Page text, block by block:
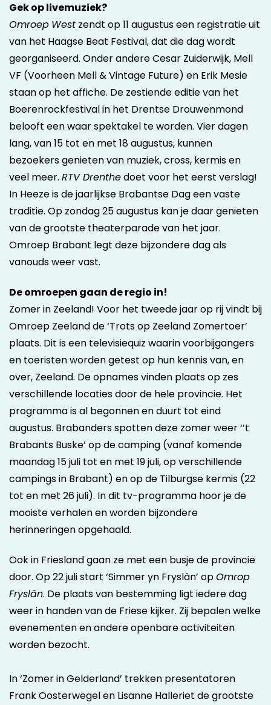
Gek op livemuziek?
Omroep West zendt op 11 augustus een registratie uit
van het Haagse Beat Festival, dat die dag wordt
georganiseerd. Onder andere Cesar Zuiderwijk, Mell
VF (Voorheen Mell & Vintage Future) en Erik Mesie
staan op het affiche. De zestiende editie van het
Boerenrockfestival in het Drentse Drouwenmond
belooft een waar spektakel te worden. Vier dagen
lang, van 15 tot en met 18 augustus, kunnen
bezoekers genieten van muziek, cross, kermis en
veel meer. RTV Drenthedoet voor het eerst verslag!
In Heeze is de jaarlijkse Brabantse Dag een vaste
traditie. Op zondag 25 augustus kan je daar genieten
van de grootste theaterparade van het jaar.
Omroep Brabant legt deze bijzondere dag als
vanouds weer vast.
De omroepen gaan de regio in!
Zomer in Zeeland! Voor het tweede jaar op rij vindt bij
Omroep Zeeland de ‘Trots op Zeeland Zomertoer’
plaats. Dit is een televisiequiz waarin voorbijgangers
en toeristen worden getest op hun kennis van, en
over, Zeeland. De opnames vinden plaats op zes
verschillende locaties door de hele provincie. Het
programma is al begonnen en duurt tot eind
augustus. Brabanders spotten deze zomer weer ‘’t
Brabants Buske’ op de camping (vanaf komende
maandag 15 juli tot en met 19 juli, op verschillende
campings in Brabant) en op de Tilburgse kermis (22
tot en met 26 juli). In dit tv-programma hoor je de
mooiste verhalen en worden bijzondere
herinneringen opgehaald.
Ook in Friesland gaan ze met een busje de provincie
door. Op 22 juli start ‘Simmer yn Fryslân’ opOmrop
Fryslân. De plaats van bestemming ligt iedere dag
weer in handen van de Friese kijker. Zij bepalen welke
evenementen en andere openbare activiteiten
worden bezocht.
In ‘Zomer in Gelderland’ trekken presentatoren
Frank Oosterwegel en Lisanne Halleriet de grootste